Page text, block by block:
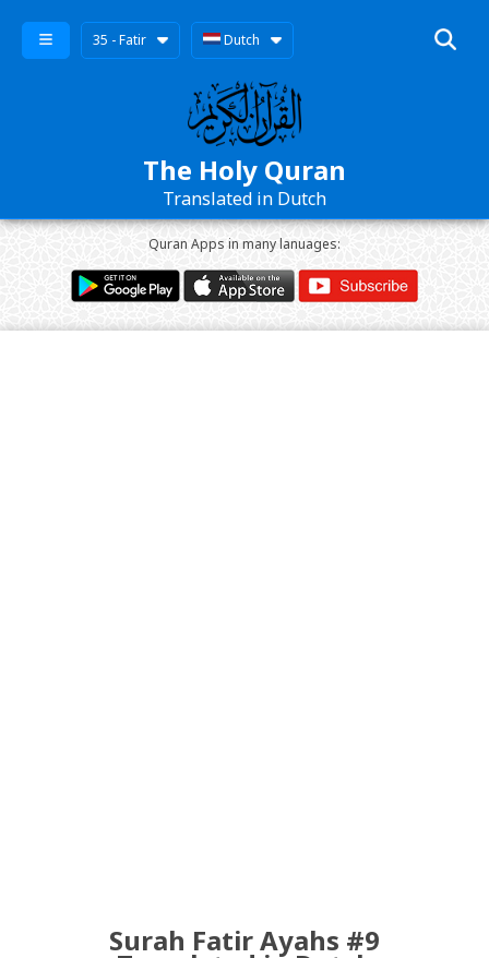
35 - Fatir Dutch
The Holy Quran
Translated in Dutch
Quran Apps in many lanuages:
Surah Fatir Ayahs #9